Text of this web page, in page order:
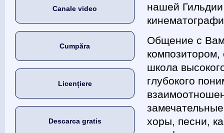
Canale video
Cumpăra
Licențiere
Descarca gratis
нашей
Общение с
школа
глубокого
хоры, песни,